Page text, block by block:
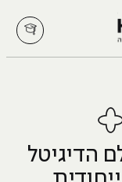
הדיגיטל